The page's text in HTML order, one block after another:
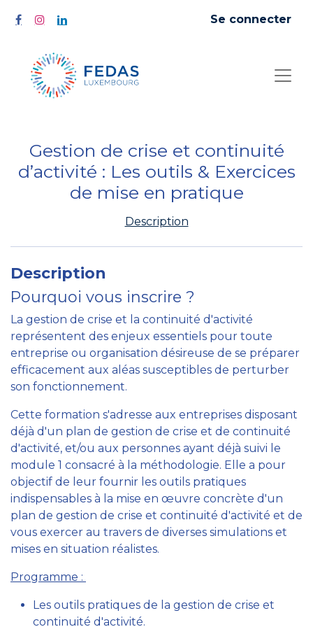
Se connecter
Gestion de crise et continuité
d’activité : Les outils & Exercices
de mise en pratique
Description
Description
Pourquoi vous inscrire ?
La gestion de crise et la continuité d'activité
représentent des enjeux essentiels pour toute
entreprise ou organisation désireuse de se préparer
efficacement aux aléas susceptibles de perturber
son fonctionnement.
Cette formation s'adresse aux entreprises disposant
déjà d'un plan de gestion de crise et de continuité
d'activité, et/ou aux personnes ayant déjà suivi le
module 1 consacré à la méthodologie. Elle a pour
objectif de leur fournir les outils pratiques
indispensables à la mise en œuvre concrète d'un
plan de gestion de crise et continuité d'activité et de
vous exercer au travers de diverses simulations et
mises en situation réalistes.
Programme :
Les outils pratiques de la gestion de crise et
continuité d'activité.